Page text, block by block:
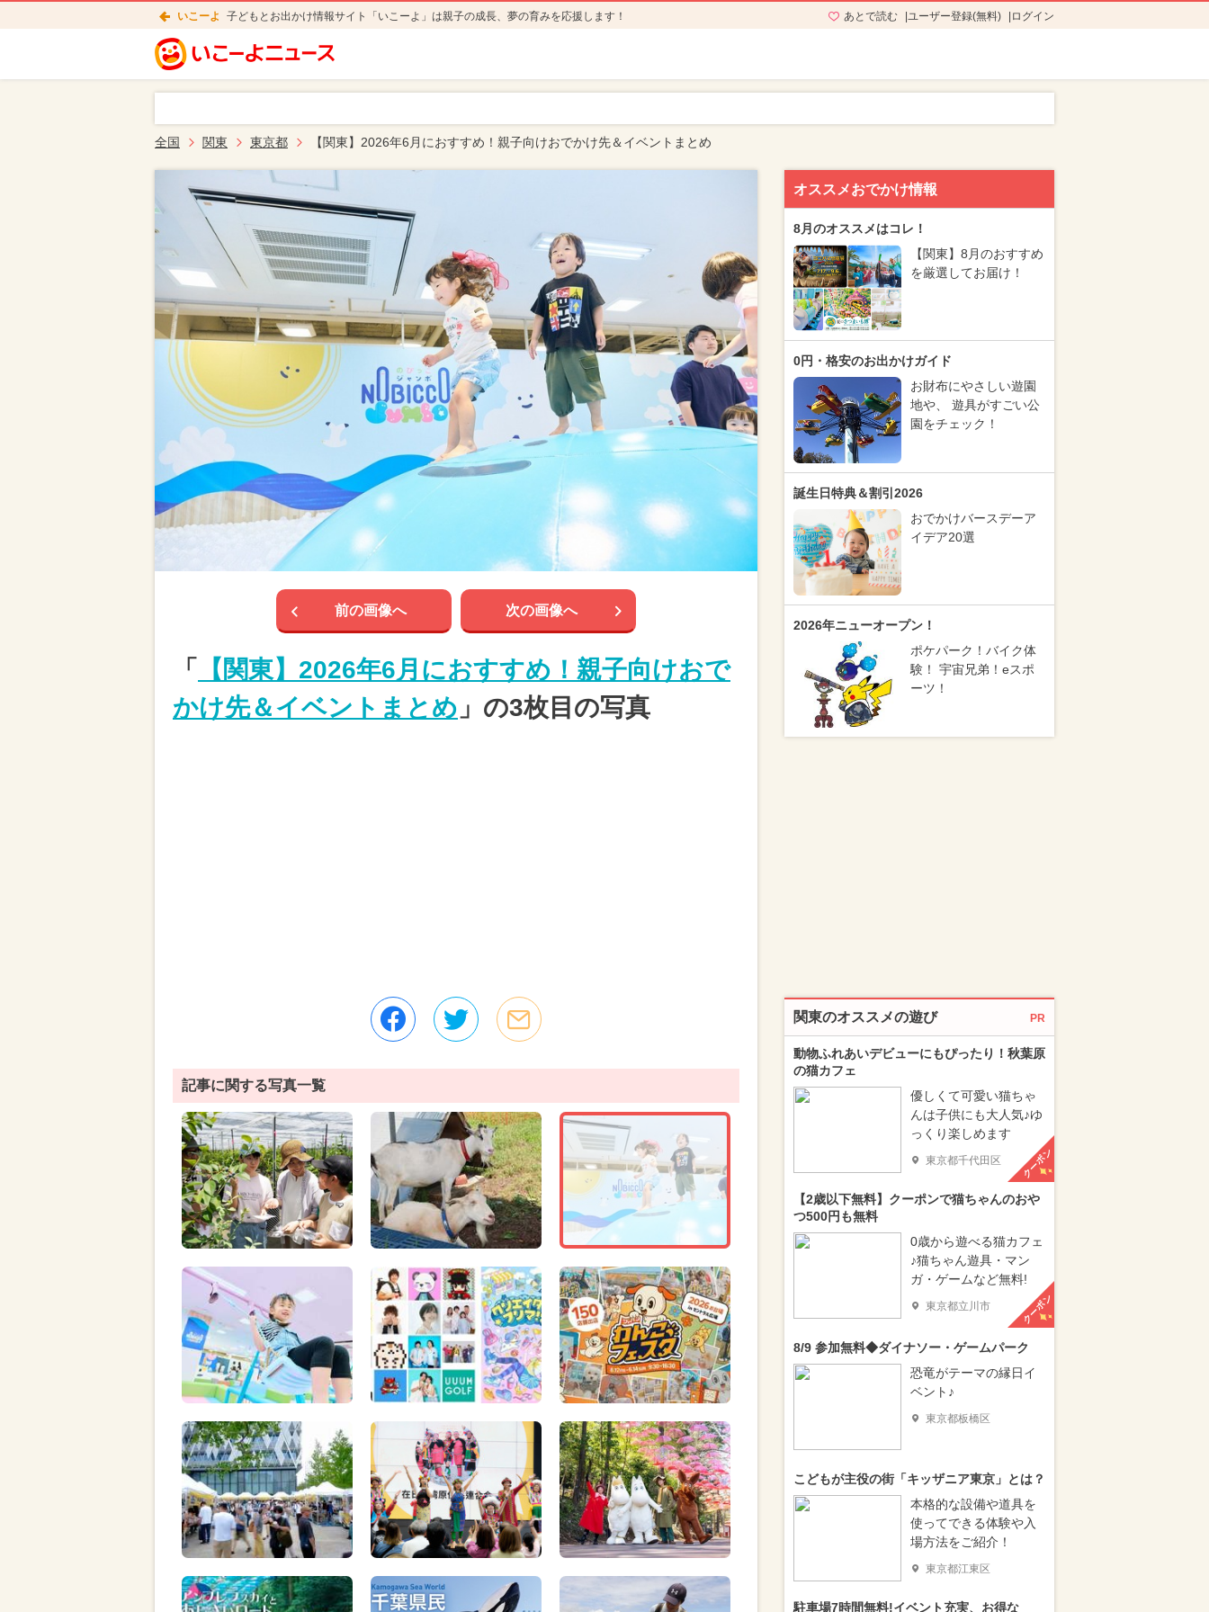
いこーよ 子どもとお出かけ情報サイト「いこーよ」は親子の成長、夢の育みを応援します！ あとで読む ユーザー登録(無料) ログイン
全国 関東 東京都 【関東】2026年6月におすすめ！親子向けおでかけ先＆イベントまとめ
前の画像へ 次の画像へ
「
【関東】2026年6月におすすめ！親子向けおで
かけ先＆イベントまとめ 」の3枚目の写真
記事に関する写真一覧
オススメおでかけ情報
8月のオススメはコレ！
【関東】8月のおすすめ
を厳選してお届け！
0円・格安のお出かけガイド
お財布にやさしい遊園
地や、 遊具がすごい公
園をチェック！
誕生日特典＆割引2026
おでかけバースデーア
イデア20選
2026年ニューオープン！
ポケパーク！バイク体
験！ 宇宙兄弟！eスポ
ーツ！
関東のオススメの遊び PR
動物ふれあいデビューにもぴったり！秋葉原
の猫カフェ
優しくて可愛い猫ちゃ
んは子供にも大人気♪ゆ
っくり楽しめます
東京都千代田区 クーポン
【2歳以下無料】クーポンで猫ちゃんのおや
つ500円も無料
0歳から遊べる猫カフェ
♪猫ちゃん遊具・マン
ガ・ゲームなど無料!
東京都立川市 クーポン
8/9 参加無料◆ダイナソー・ゲームパーク
恐竜がテーマの縁日イ
ベント♪
東京都板橋区
こどもが主役の街「キッザニア東京」とは？
本格的な設備や道具を
使ってできる体験や入
場方法をご紹介！
東京都江東区
駐車場7時間無料!イベント充実、お得な